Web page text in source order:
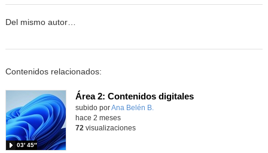
Del mismo autor…
Contenidos relacionados:
Área 2: Contenidos digitales
Contenido educativo.
subido porAna Belén B.
03′ 45″
hace 2 meses
72 visualizaciones